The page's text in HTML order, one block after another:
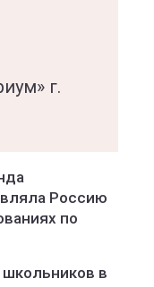
г.
Россию
по
школьников в